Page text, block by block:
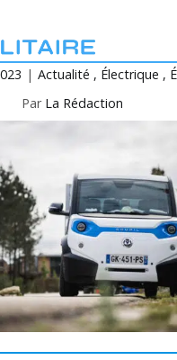
des véhicules
Actualité Électrique
Par La Rédaction